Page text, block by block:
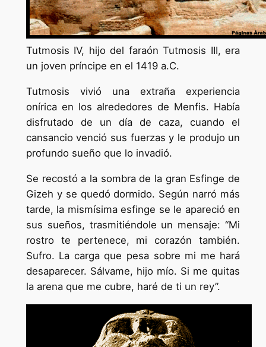
Tutmosis IV, hijo del faraón Tutmosis III, era
un joven príncipe en el 1419 a.C.
Tutmosis vivió una extraña experiencia
onírica en los alrededores de Menfis. Había
disfrutado de un día de caza, cuando el
cansancio venció sus fuerzas y le produjo un
profundo sueño que lo invadió.
Se recostó a la sombra de la gran Esfinge de
Gizeh y se quedó dormido. Según narró más
tarde, la mismísima esfinge se le apareció en
sus sueños, trasmitiéndole un mensaje: “Mi
rostro te pertenece, mi corazón también.
Sufro. La carga que pesa sobre mi me hará
desaparecer. Sálvame, hijo mío. Si me quitas
la arena que me cubre, haré de ti un rey”.